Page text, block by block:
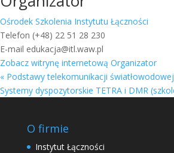
Ośrodek Szkolenia Instytutu Łączności
Telefon (+48) 22 51 28 230
E-mail edukacja@itl.waw.pl
Zobacz witrynę internetową Organizator
« Podstawy telekomunikacji
Systemy dyspozytorskie TETRA i DMR
O firmie
Instytut Łączności